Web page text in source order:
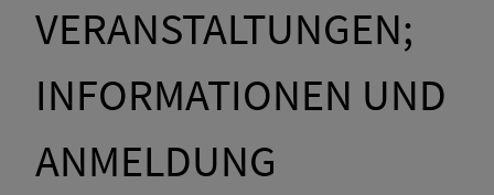
VERANSTALTUNGEN;
INFORMATIONEN UND
ANMELDUNG